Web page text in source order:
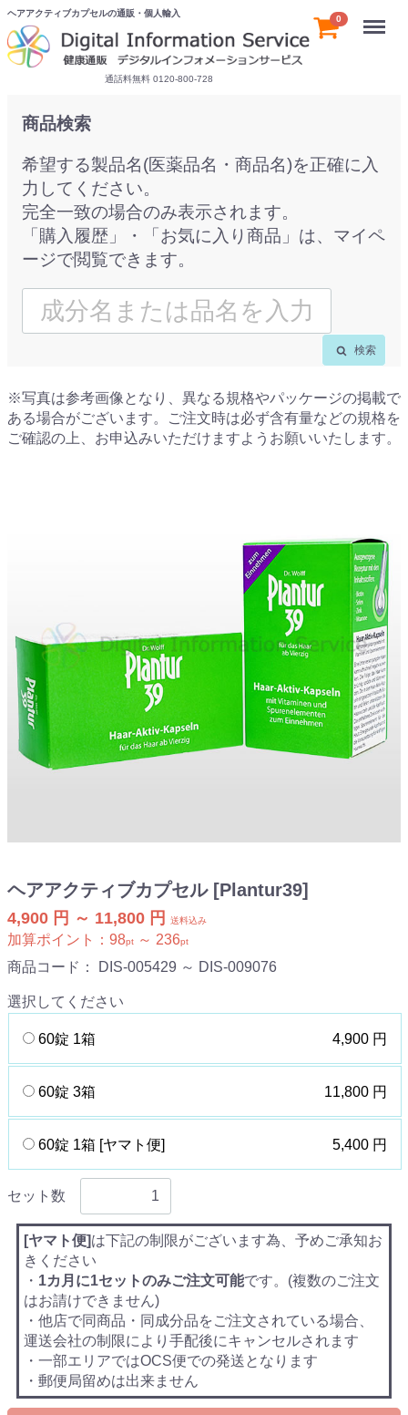
ヘアアクティブカプセルの通販・個人輸入
通話料無料 0120-800-728
0 Menu
商品検索
希望する製品名(医薬品名・商品名)を正確に入
力してください。
完全一致の場合のみ表示されます。
「購入履歴」・「お気に入り商品」は、マイペ
ージで閲覧できます。
検索
※写真は参考画像となり、異なる規格やパッケージの掲載で
ある場合がございます。ご注文時は必ず含有量などの規格を
ご確認の上、お申込みいただけますようお願いいたします。
ヘアアクティブカプセル [Plantur39]
4,900 円 ～ 11,800 円 送料込み
加算ポイント： 98pt ～ 236pt
商品コード： DIS-005429 ～ DIS-009076
選択してください
60錠 1箱 4,900 円
60錠 3箱 11,800 円
60錠 1箱 [ヤマト便] 5,400 円
セット数
[ヤマト便]は下記の制限がございます為、予めご承知お
きください
・ 1カ月に1セットのみご注文可能です。(複数のご注文
はお請けできません)
・他店で同商品・同成分品をご注文されている場合、
運送会社の制限により手配後にキャンセルされます
・一部エリアではOCS便での発送となります
・郵便局留めは出来ません